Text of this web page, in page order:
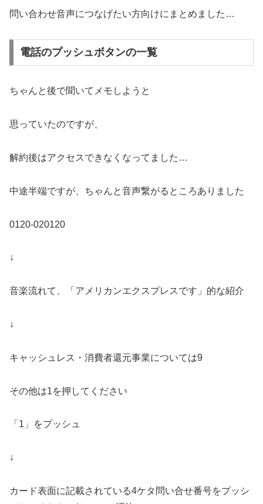
問い合わせ音声につなげたい方向けにまとめました…
電話のプッシュボタンの一覧
ちゃんと後で聞いてメモしようと
思っていたのですが、
解約後はアクセスできなくなってました…
中途半端ですが、ちゃんと音声繋がるところありました
0120-020120
↓
音楽流れて、「アメリカンエクスプレスです」的な紹介
↓
キャッシュレス・消費者還元事業については9
その他は1を押してください
「1」をプッシュ
↓
カード表面に記載されている4ケタ問い合せ番号をプッシ